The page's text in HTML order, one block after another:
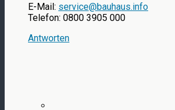
E-Mail: service@bauhaus.info
Telefon: 0800 3905 000
Antworten